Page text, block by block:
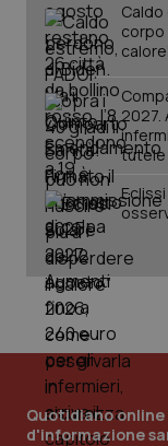
Caldo
corpo
2027.
tutele
Quotidiano online
d'informazione
_ga